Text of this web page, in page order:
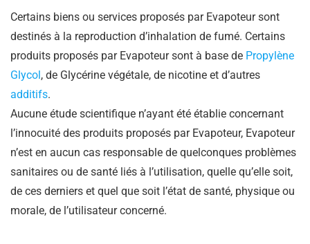
Certains biens ou services proposés par Evapoteur sont
destinés à la reproduction d’inhalation de fumé. Certains
produits proposés par Evapoteur sont à base de Propylène
Glycol, de Glycérine végétale, de nicotine et d’autres
additifs.
Aucune étude scientifique n’ayant été établie concernant
l’innocuité des produits proposés par Evapoteur, Evapoteur
n’est en aucun cas responsable de quelconques problèmes
sanitaires ou de santé liés à l’utilisation, quelle qu’elle soit,
de ces derniers et quel que soit l’état de santé, physique ou
morale, de l’utilisateur concerné.